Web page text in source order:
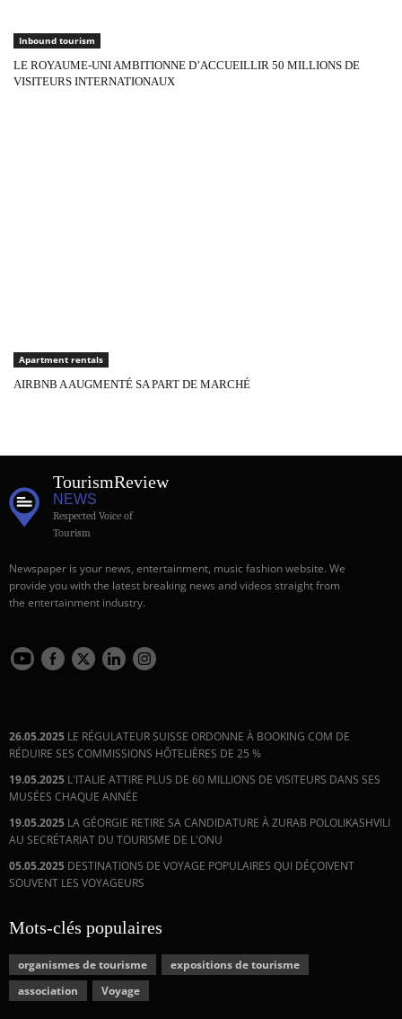
Inbound tourism
LE ROYAUME-UNI AMBITIONNE D’ACCUEILLIR 50 MILLIONS DE
VISITEURS INTERNATIONAUX
Apartment rentals
AIRBNB A AUGMENTÉ SA PART DE MARCHÉ
TourismReview
NEWS
Respected Voice of
Tourism
Newspaper is your news, entertainment, music fashion website. We
provide you with the latest breaking news and videos straight from
the entertainment industry.
26.05.2025 LE RÉGULATEUR SUISSE ORDONNE À BOOKING COM DE
RÉDUIRE SES COMMISSIONS HÔTELIÈRES DE 25 %
19.05.2025 L'ITALIE ATTIRE PLUS DE 60 MILLIONS DE VISITEURS DANS SES
MUSÉES CHAQUE ANNÉE
19.05.2025 LA GÉORGIE RETIRE SA CANDIDATURE À ZURAB POLOLIKASHVILI
AU SECRÉTARIAT DU TOURISME DE L'ONU
05.05.2025 DESTINATIONS DE VOYAGE POPULAIRES QUI DÉÇOIVENT
SOUVENT LES VOYAGEURS
Mots-clés populaires
organismes de tourisme
expositions de tourisme
association
Voyage